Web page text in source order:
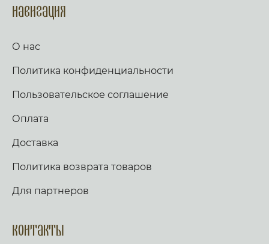
Навигация
О нас
Политика конфиденциальности
Пользовательское соглашение
Оплата
Доставка
Политика возврата товаров
Для партнеров
Контакты